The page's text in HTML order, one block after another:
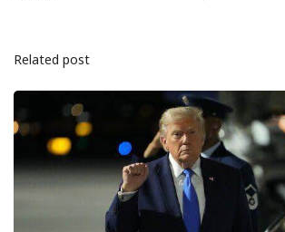
Related post